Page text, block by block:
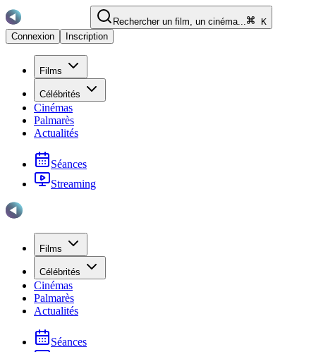
Rechercher un film, un cinéma...
K
Connexion
Inscription
Films
Célébrités
Cinémas
Palmarès
Actualités
Séances
Streaming
Films
Célébrités
Cinémas
Palmarès
Actualités
Séances